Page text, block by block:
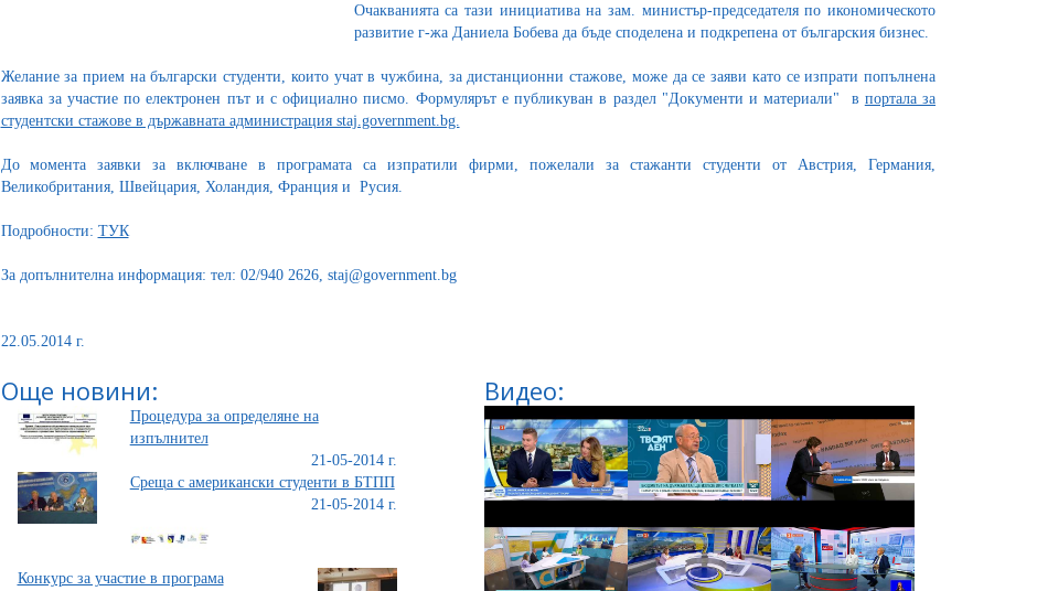
Очакванията са тази инициатива на зам. министър-председателя по икономическото
развитие г-жа Даниела Бобева да бъде споделена и подкрепена от българския бизнес.
Желание за прием на български студенти, които учат в чужбина, за дистанционни стажове, може да се заяви като се изпрати попълнена
заявка за участие по електронен път и с официално писмо. Формулярът е публикуван в раздел "Документи и материали" в портала за
студентски стажове в държавната администрация staj.government.bg.
До момента заявки за включване в програмата са изпратили фирми, пожелали за стажанти студенти от Австрия, Германия,
Великобритания, Швейцария, Холандия, Франция и Русия.
Подробности: ТУК
За допълнителна информация: тел: 02/940 2626, staj@government.bg
22.05.2014 г.
Още новини:
Процедура за определяне на
изпълнител
21-05-2014 г.
Среща с американски студенти в БТПП
21-05-2014 г.
Конкурс за участие в програма
Видео: